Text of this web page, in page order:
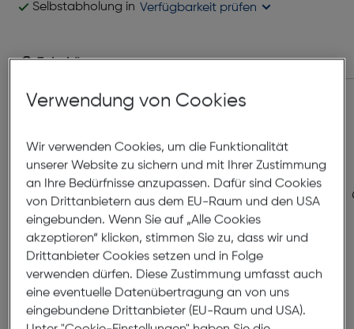
Selbstabholung in Verfügbarkeit prüfen
Zubehör
Verwendung von Cookies
Wir verwenden Cookies, um die Funktionalität
unserer Website zu sichern und mit Ihrer Zustimmung
an Ihre Bedürfnisse anzupassen. Dafür sind Cookies
von Drittanbietern aus dem EU-Raum und den USA
eingebunden. Wenn Sie auf „Alle Cookies
akzeptieren“ klicken, stimmen Sie zu, dass wir und
Drittanbieter Cookies setzen und in Folge
verwenden dürfen. Diese Zustimmung umfasst auch
eine eventuelle Datenübertragung an von uns
eingebundene Drittanbieter (EU-Raum und USA).